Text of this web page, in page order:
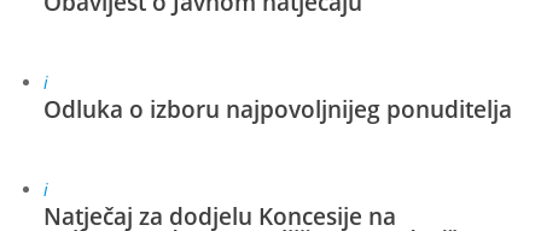
i
Odluka o izboru najpovoljnijeg ponuditelja
i
Natječaj za dodjelu Koncesije na